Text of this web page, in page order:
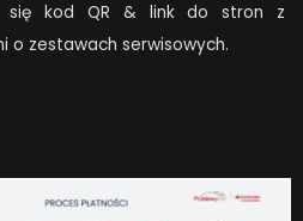
się kod QR & link do stron z
o zestawach serwisowych.